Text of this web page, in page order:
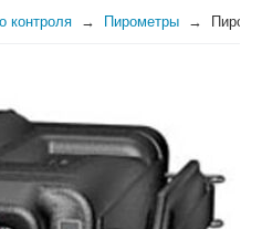
контроля Пирометры